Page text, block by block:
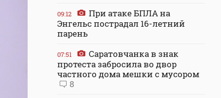
09:12
При атаке БПЛА на
Энгельс пострадал 16-летний
парень
07:51
Саратовчанка в знак
протеста забросила во двор
частного дома мешки с мусором
8